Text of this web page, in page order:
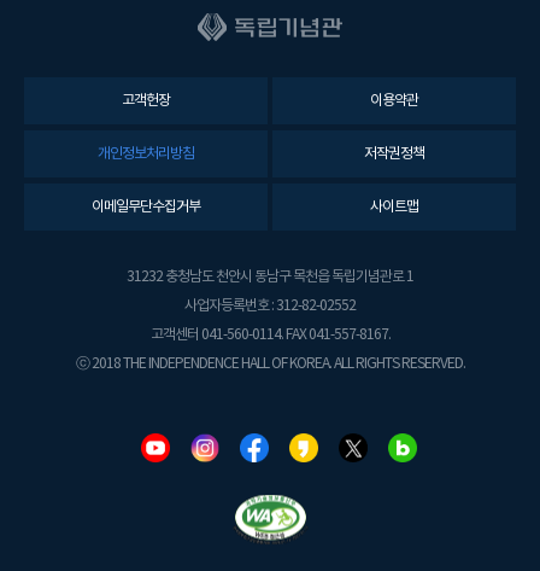
고객헌장 이용약관
개인정보처리방침 저작권정책
이메일무단수집거부 사이트맵
31232 충청남도 천안시 동남구 목천읍 독립기념관로 1
사업자등록번호 : 312-82-02552
고객센터 041-560-0114. FAX 041-557-8167.
ⓒ 2018 THE INDEPENDENCE HALL OF KOREA. ALL RIGHTS RESERVED.